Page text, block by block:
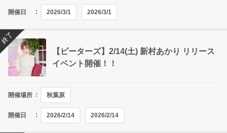
開催日 2026/3/1 2026/3/1
【ピーターズ】2/14(土) 新村あかり リリース
イベント開催！！
開催場所 秋葉原
開催日 2026/2/14 2026/2/14
終了